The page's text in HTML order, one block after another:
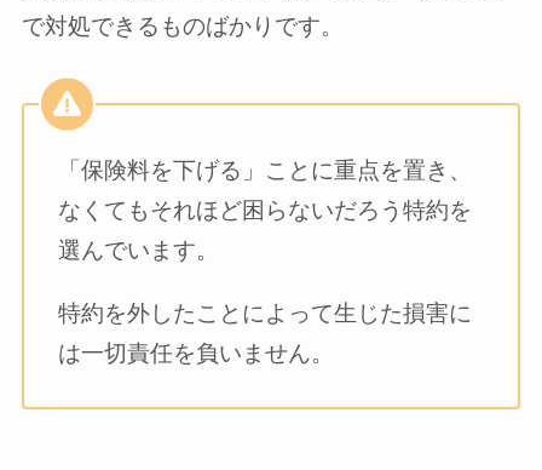
で対処できるものばかりです。
「保険料を下げる」ことに重点を置き、
なくてもそれほど困らないだろう特約を
選んでいます。
特約を外したことによって生じた損害に
は一切責任を負いません。